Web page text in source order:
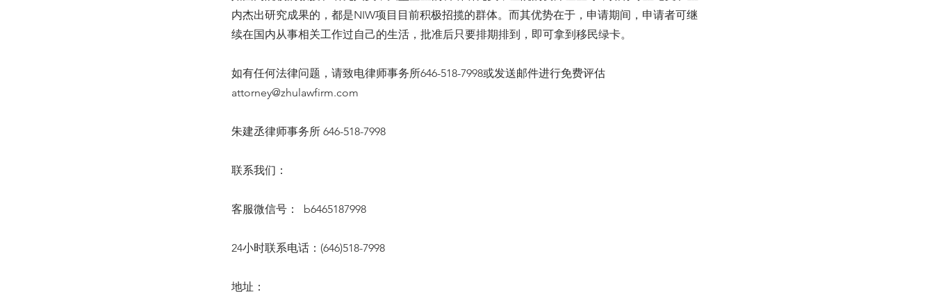
内杰出研究成果的，都是NIW项目目前积极招揽的群体。而其优势在于，申请期间，申请者可继
续在国内从事相关工作过自己的生活，批准后只要排期排到，即可拿到移民绿卡。
如有任何法律问题，请致电律师事务所646-518-7998或发送邮件进行免费评估
attorney@zhulawfirm.com
朱建丞律师事务所 646-518-7998
联系我们：
客服微信号： b6465187998
24小时联系电话：(646)518-7998
地址：